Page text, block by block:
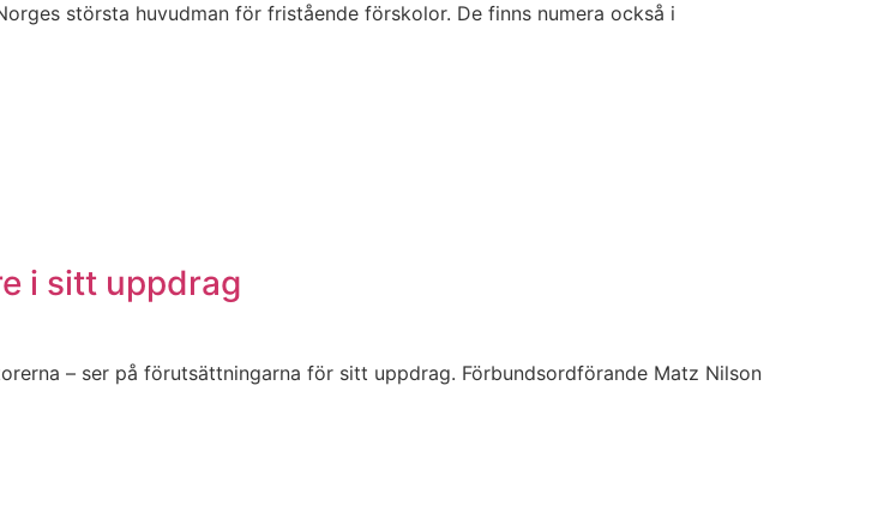
största huvudman för fristående förskolor. De finns numera också i
i sitt uppdrag
– ser på förutsättningarna för sitt uppdrag. Förbundsordförande Matz Nilson